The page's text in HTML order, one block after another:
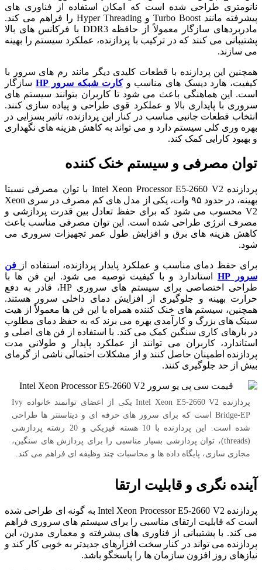
نانومتری طراحی شده است که امکان استفاده از فناوری های
پیشرفته مانند Turbo Boost و Hyper Threading را فراهم می کند.
مادربردهای سازگار معمولاً از حافظه DDR3 با فرکانس های بالا
پشتیبانی می کنند که در ترکیب با پردازنده، عملکرد سیستم را بهینه
می سازند.
همچنین این پردازنده با قطعات کلیدی دیگر مانند رم های سرور با
کیفیت، هارد دیسک های مناسب وکارت شبکه سرور HP
سازگار
است. این هماهنگی باعث می شود تا کاربران بتوانند سیستم های
سروری با پایداری بالا و عملکرد قوی طراحی و پیاده سازی کنند.
انتخاب قطعات جانبی مناسب در کنار این پردازنده، تاثیر بسزایی در
بهره وری کلی سیستم دارد و می تواند به کاهش هزینه های نگهداری
و بهبود کارایی کمک کند.
توان مصرفی و سیستم خنک کننده
پردازنده Intel Xeon Processor E5-2660 V2 با توان مصرفی نسبتا
بهینه، در حدود ۹۵ وات، یکی از مدل های کم مصرف در سری Xeon
V2 محسوب می شود که برای حفظ تعادل بین قدرت پردازشی و
مصرف انرژی طراحی شده است. این توان مصرفی مناسب باعث
کاهش هزینه های برق و افزایش طول عمر تجهیزات سروری می
شود.
برای حفظ دمای مناسب و عملکرد پایدار پردازنده، استفاده از فن
سرور HP
استاندارد و با کیفیت توصیه می شود. این فن ها با
طراحی اختصاصی برای سیستم های سروری HP، قادر به دفع
حرارت بهینه و جلوگیری از افزایش دمای داخلی سرور هستند.
همچنین، سیستم های خنک کننده همراه با این فن ها معمولاً از هیت
سینک های بزرگ و کارآمدی بهره می برند که به حفظ دمای مطلوب
در بارهای کاری سنگین کمک می کند. با استفاده از فن های اصلی و
استاندارد، کاربران می توانند از عملکرد پایدار و طولانی مدت
پردازنده اطمینان حاصل کنند و از مشکلات احتمالی ناشی از گرمای
بیش از حد جلوگیری کنند.
پردازنده Intel Xeon E5-2660 V2 یکی از اعضای توانمند خانواده Ivy
Bridge-EP است که برای سرور های حرفه ای و دیتاسنتر ها طراحی
شده است. این پردازنده با 10 هسته فیزیکی و 20 رشته پردازشی
(threads)، توان پردازشی بسیار مناسبی را برای پردازش های سنگین،
مجازی سازی، پایگاه داده ها و محاسبات چند وظیفه ای فراهم می کند.
آینده نگری و قابلیت ارتقا
پردازنده Intel Xeon Processor E5-2660 V2 به گونه ای طراحی شده
است که قابلیت ارتقای مناسبی را برای سیستم های سروری فراهم
می کند. با پشتیبانی از فناوری های پیشرفته و معماری مدرن، این
پردازنده می تواند در کنار سخت افزارهای جدیدتر به خوبی کار کند و
نیازهای روز افزون سازمان ها را پاسخگو باشد.